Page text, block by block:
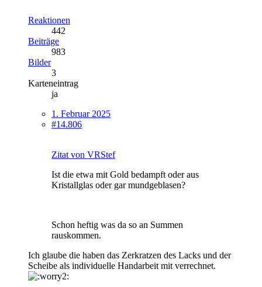
Reaktionen
442
Beiträge
983
Bilder
3
Karteneintrag
ja
1. Februar 2025
#14.806
Zitat von VRStef
Ist die etwa mit Gold bedampft oder aus
Kristallglas oder gar mundgeblasen?
Schon heftig was da so an Summen
rauskommen.
Ich glaube die haben das Zerkratzen des Lacks und der
Scheibe als individuelle Handarbeit mit verrechnet.